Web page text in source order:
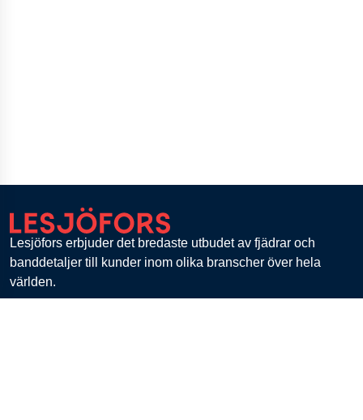
Lesjöfors erbjuder det bredaste utbudet av fjädrar och
banddetaljer till kunder inom olika branscher över hela
världen.